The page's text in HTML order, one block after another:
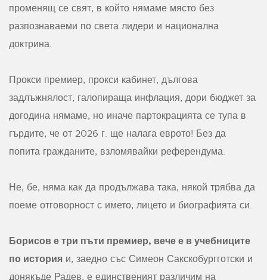
променящ се свят, в който нямаме място без
разпознаваеми по света лидери и национална
доктрина.
Прокси премиер, прокси кабинет, дългова
задлъжнялост, галопираща инфлация, дори бюджет за
догодина нямаме, но иначе партокрацията се тупа в
гърдите, че от 2026 г. ще налага еврото! Без да
попита гражданите, взломявайки референдума.
Не, бе, няма как да продължава така, някой трябва да
поеме отговорност с името, лицето и биографията си.
Борисов е три пъти премиер, вече е в учебниците
по история и, заедно със Симеон Сакскобургготски и
донякъде Радев, е единственият различим на